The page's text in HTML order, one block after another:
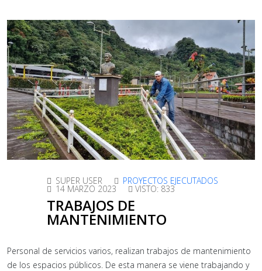
SUPER USER PROYECTOS EJECUTADOS
14 MARZO 2023 VISTO: 833
TRABAJOS DE
MANTENIMIENTO
Personal de servicios varios, realizan trabajos de mantenimiento
de los espacios públicos. De esta manera se viene trabajando y